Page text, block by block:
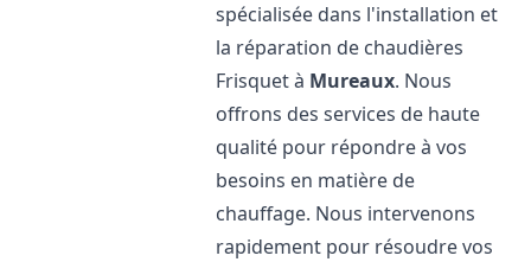
spécialisée dans l'installation et
la réparation de chaudières
Frisquet à Mureaux. Nous
offrons des services de haute
qualité pour répondre à vos
besoins en matière de
chauffage. Nous intervenons
rapidement pour résoudre vos